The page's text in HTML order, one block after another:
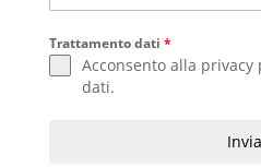
Trattamento dati *
Acconsento alla privacy
dati.
Invia